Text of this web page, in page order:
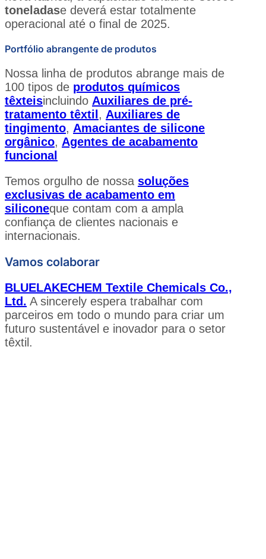
toneladase deverá estar totalmente
operacional até o final de 2025.
Portfólio abrangente de produtos
Nossa linha de produtos abrange mais de
100 tipos de produtos químicos
têxteisincluindo Auxiliares de pré-
tratamento têxtil , Auxiliares de
tingimento, Amaciantes de silicone
orgânico, Agentes de acabamento
funcional
Temos orgulho de nossa soluções
exclusivas de acabamento em
siliconeque contam com a ampla
confiança de clientes nacionais e
internacionais.
Vamos colaborar
BLUELAKECHEM Textile Chemicals Co.,
Ltd. A sincerely espera trabalhar com
parceiros em todo o mundo para criar um
futuro sustentável e inovador para o setor
têxtil.